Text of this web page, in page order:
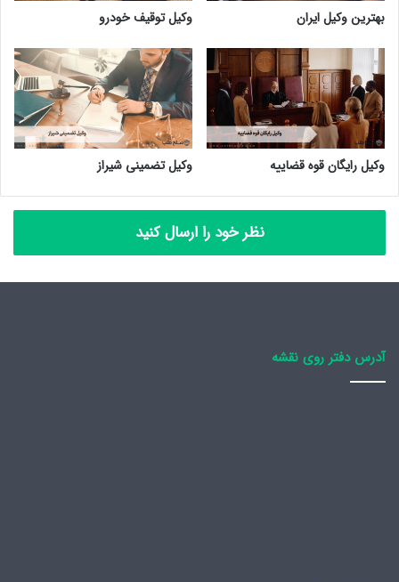
بهترین وکیل ایران وکیل توقیف خودرو
وکیل رایگان قوه قضاییه وکیل تضمینی شیراز
نظر خود را ارسال کنید
آدرس دفتر روی نقشه